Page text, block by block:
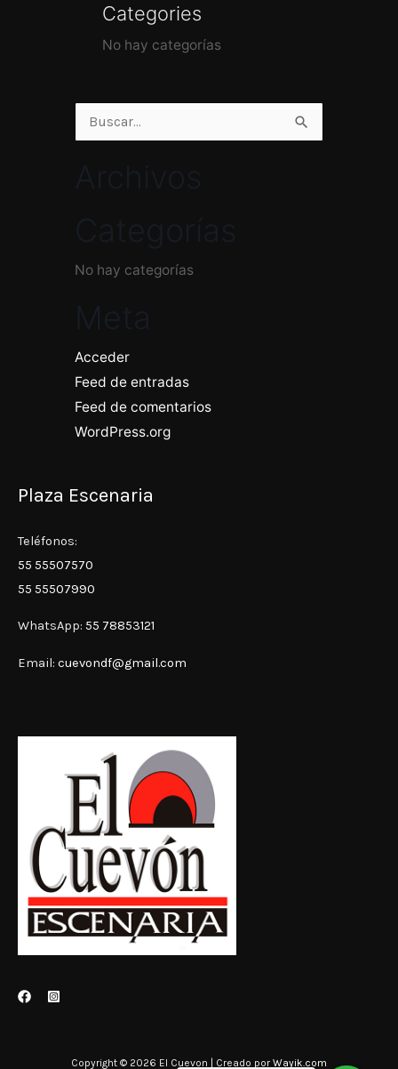
Categories
No hay categorías
Buscar
No hay categorías
Acceder
Feed de entradas
Feed de comentarios
WordPress.org
Plaza Escenaria
Teléfonos:
55 55507570
55 55507990
WhatsApp: 55 78853121
Email: cuevondf@gmail.com
Copyright © 2026 El Cuevon | Creado por Wayik.com